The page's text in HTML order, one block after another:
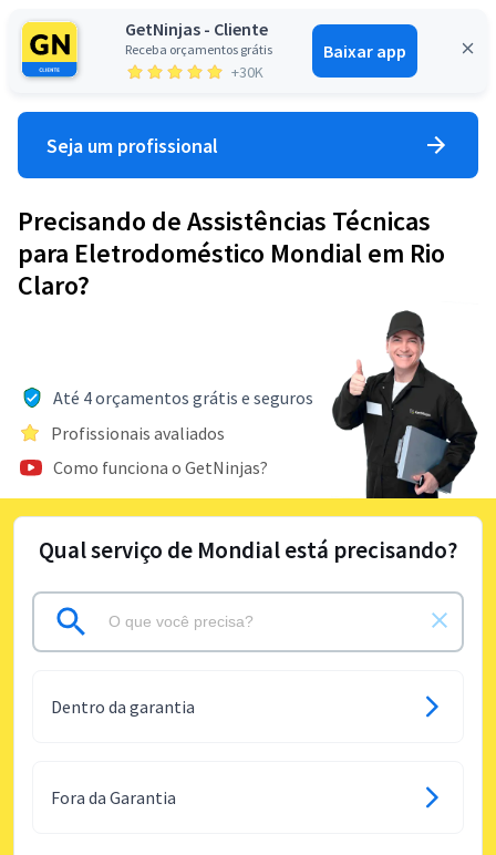
GetNinjas - Cliente
Receba orçamentos grátis
+30K
Baixar app
Entrar
Seja um profissional
Precisando de Assistências Técnicas
para Eletrodoméstico Mondial em Rio
Claro?
Até 4 orçamentos grátis e seguros
Profissionais avaliados
Como funciona o GetNinjas?
Qual serviço de Mondial está precisando?
Dentro da garantia
Fora da Garantia